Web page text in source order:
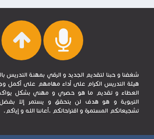
شغفنا و حبنا لتقديم الجديد و الرقي بمهنة التدريس
هيئة التدريس الكرام على أداء مهامهم على أكمل
العطاء و تقديم ما هو حصري و مهني بشكل
التربوية و هو هدف لن يتحقق و يستمر إلا
تشجيعاتكم المستمرة و اقتراحاتكم .أعاننا الله و إياكم.